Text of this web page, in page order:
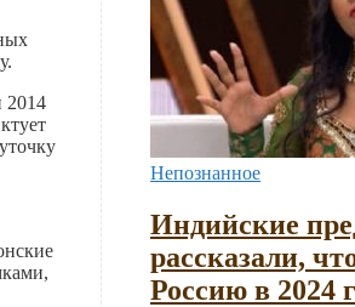
2014
Непознанное
Индийские
рассказали,
Россию в 2024